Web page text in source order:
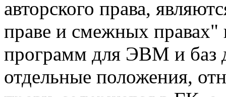
авторского права,
праве и смежных
программ для ЭВМ и баз
отдельные положения,